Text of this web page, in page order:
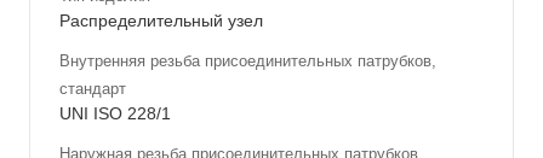
Распределительный узел
Внутренняя резьба присоединительных патрубков,
стандарт
UNI ISO 228/1
Наружная резьба присоединительных патрубков,